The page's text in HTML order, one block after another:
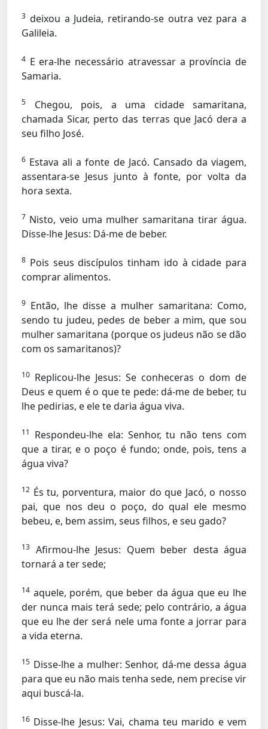
3 deixou a Judeia, retirando-se outra vez para a
Galileia.
4 E era-lhe necessário atravessar a província de
Samaria.
5
Chegou, pois, a uma cidade samaritana,
chamada Sicar, perto das terras que Jacó dera a
seu filho José.
6 Estava ali a fonte de Jacó. Cansado da viagem,
assentara-se Jesus junto à fonte, por volta da
hora sexta.
7 Nisto, veio uma mulher samaritana tirar água.
Disse-lhe Jesus: Dá-me de beber.
8 Pois seus discípulos tinham ido à cidade para
comprar alimentos.
9 Então, lhe disse a mulher samaritana: Como,
sendo tu judeu, pedes de beber a mim, que sou
mulher samaritana (porque os judeus não se dão
com os samaritanos)?
10 Replicou-lhe Jesus: Se conheceras o dom de
Deus e quem é o que te pede: dá-me de beber, tu
lhe pedirias, e ele te daria água viva.
11
Respondeu-lhe ela: Senhor, tu não tens com
que a tirar, e o poço é fundo; onde, pois, tens a
água viva?
12 És tu, porventura, maior do que Jacó, o nosso
pai, que nos deu o poço, do qual ele mesmo
bebeu, e, bem assim, seus filhos, e seu gado?
13 Afirmou-lhe Jesus: Quem beber desta água
tornará a ter sede;
14 aquele, porém, que beber da água que eu lhe
der nunca mais terá sede; pelo contrário, a água
que eu lhe der será nele uma fonte a jorrar para
a vida eterna.
15 Disse-lhe a mulher: Senhor, dá-me dessa água
para que eu não mais tenha sede, nem precise vir
aqui buscá-la.
16 Disse-lhe Jesus:Vai, chama teu marido e vem